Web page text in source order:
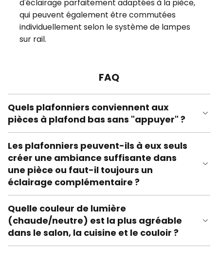
d'éclairage parfaitement adaptées à la pièce,
qui peuvent également être commutées
individuellement selon le système de lampes
sur rail.
FAQ
Quels plafonniers conviennent aux
pièces à plafond bas sans "appuyer" ?
Les plafonniers peuvent-ils à eux seuls
créer une ambiance suffisante dans
une pièce ou faut-il toujours un
éclairage complémentaire ?
Quelle couleur de lumière
(chaude/neutre) est la plus agréable
dans le salon, la cuisine et le couloir ?